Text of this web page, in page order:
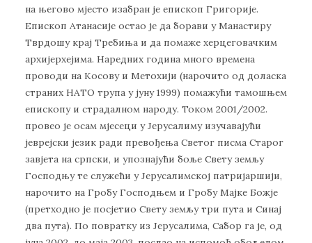
на његово мјесто изабран је епископ Григорије.
Епископ Атанасије остао је да борави у Манастиру
Тврдошу крај Требиња и да помаже херцеговачким
архијерхејима. Наредних година много времена
проводи на Косову и Метохији (нарочито од доласка
страних НАТО трупа у јуну 1999) помажући тамошњем
епископу и страдалном народу. Током 2001/2002.
провео је осам мјесеци у Јерусалиму изучавајући
јеврејски језик ради превођења Светог писма Старог
завјета на српски, и упознајући боље Свету земљу
Господњу те служећи у Јерусалимској патријаршији,
нарочито на Гробу Господњем и Гробу Мајке Божје
(претходно је посјетио Свету земљу три пута и Синај
два пута). По повратку из Јерусалима, Сабор га је, од